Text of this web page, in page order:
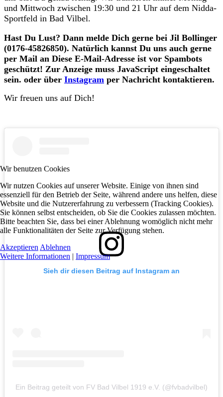
und Mittwoch zwischen 19:30 und 21 Uhr auf dem Nidda-
Sportfeld in Bad Vilbel.
Hast Du Lust? Dann melde Dich gerne bei Jil Bollinger
(0176-45826850). Natürlich kannst Du uns auch gerne
per Mail an Diese E-Mail-Adresse ist vor Spambots
geschützt! Zur Anzeige muss JavaScript eingeschaltet
sein. oder über Instagram per Nachricht kontaktieren.
Wir freuen uns auf Dich!
Sieh dir diesen Beitrag auf Instagram an
Ein Beitrag geteilt von FV Bad Vilbel 1919 e.V. (@fvbadvilbel)
Wir benutzen Cookies
Wir nutzen Cookies auf unserer Website. Einige von ihnen sind
essenziell für den Betrieb der Seite, während andere uns helfen, diese
Website und die Nutzererfahrung zu verbessern (Tracking Cookies).
Sie können selbst entscheiden, ob Sie die Cookies zulassen möchten.
Bitte beachten Sie, dass bei einer Ablehnung womöglich nicht mehr
alle Funktionalitäten der Seite zur Verfügung stehen.
Akzeptieren Ablehnen
Weitere Informationen | Impressum